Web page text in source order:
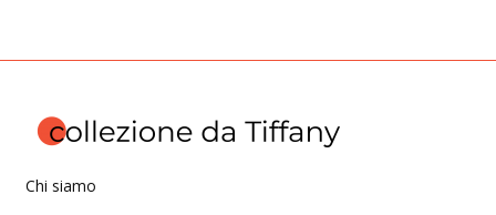
Chi siamo